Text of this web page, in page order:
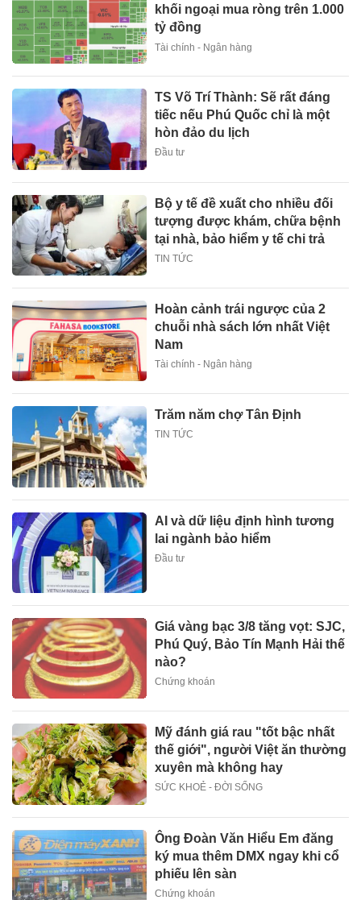
khối ngoại mua ròng trên 1.000
tỷ đồng
Tài chính - Ngân hàng
TS Võ Trí Thành: Sẽ rất đáng
tiếc nếu Phú Quốc chỉ là một
hòn đảo du lịch
Đầu tư
Bộ y tế đề xuất cho nhiều đối
tượng được khám, chữa bệnh
tại nhà, bảo hiểm y tế chi trả
TIN TỨC
Hoàn cảnh trái ngược của 2
chuỗi nhà sách lớn nhất Việt
Nam
Tài chính - Ngân hàng
Trăm năm chợ Tân Định
TIN TỨC
AI và dữ liệu định hình tương
lai ngành bảo hiểm
Đầu tư
Giá vàng bạc 3/8 tăng vọt: SJC,
Phú Quý, Bảo Tín Mạnh Hải thế
nào?
Chứng khoán
Mỹ đánh giá rau "tốt bậc nhất
thế giới", người Việt ăn thường
xuyên mà không hay
SỨC KHOẺ - ĐỜI SỐNG
Ông Đoàn Văn Hiểu Em đăng
ký mua thêm DMX ngay khi cổ
phiếu lên sàn
Chứng khoán